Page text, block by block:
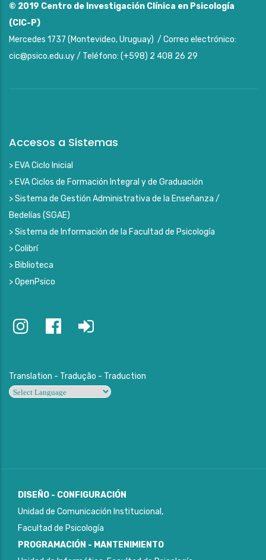
© 2019 Centro de Investigación Clínica en Psicología
(CIC-P)
Mercedes 1737 (Montevideo, Uruguay) / Correo electrónico:
cic@psico.edu.uy / Teléfono: (+598) 2 408 26 29
Accesos a Sistemas
> EVA Ciclo Inicial
> EVA Ciclos de Formación Integral y de Graduación
> Sistema de Gestión Administrativa de la Enseñanza /
Bedelías (SGAE)
> Sistema de Información de la Facultad de Psicología
> Colibrí
> Biblioteca
> OpenPsico
Translation - Tradução - Traduction
DISEÑO - CONFIGURACIÓN
Unidad de Comunicación Institucional,
Facultad de Psicología
PROGRAMACIÓN - MANTENIMIENTO